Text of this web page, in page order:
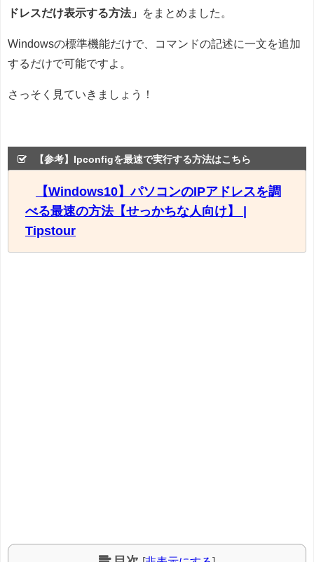
ドレスだけ表示する方法」
をまとめました。
Windowsの標準機能だけで、コマンドの記述に一文を追加
するだけで可能ですよ。
さっそく見ていきましょう！
【参考】Ipconfigを最速で実行する方法はこちら
【Windows10】パソコンのIPアドレスを調
べる最速の方法【せっかちな人向け】 |
Tipstour